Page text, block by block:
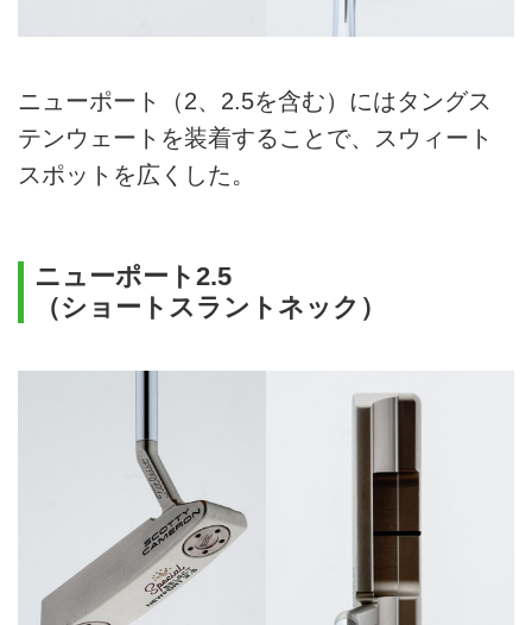
ニューポート（2、2.5を含む）にはタングス
テンウェートを装着することで、スウィート
スポットを広くした。
ニューポート2.5
（ショートスラントネック）